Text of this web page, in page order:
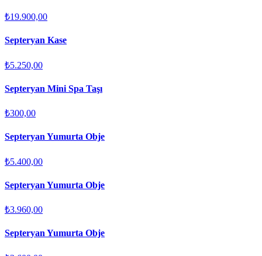
₺19.900,00
Septeryan Kase
₺5.250,00
Septeryan Mini Spa Taşı
₺300,00
Septeryan Yumurta Obje
₺5.400,00
Septeryan Yumurta Obje
₺3.960,00
Septeryan Yumurta Obje